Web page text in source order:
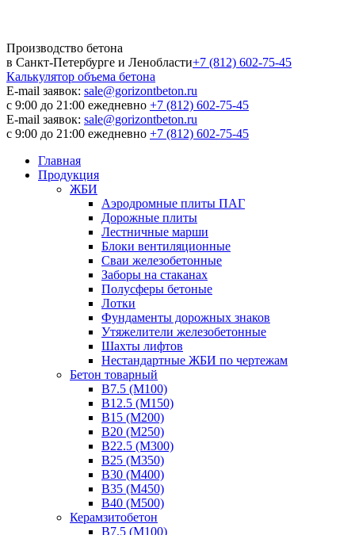
Производство бетона
в Санкт-Петербурге и Ленобласти+7 (812) 602-75-45
Калькулятор объема бетона
E-mail заявок: sale@gorizontbeton.ru
с 9:00 до 21:00 ежедневно +7 (812) 602-75-45
E-mail заявок: sale@gorizontbeton.ru
с 9:00 до 21:00 ежедневно +7 (812) 602-75-45
Главная
Продукция
ЖБИ
Аэродромные плиты ПАГ
Дорожные плиты
Лестничные марши
Блоки вентиляционные
Сваи железобетонные
Заборы на стаканах
Полусферы бетоные
Лотки
Фундаменты дорожных знаков
Утяжелители железобетонные
Шахты лифтов
Нестандартные ЖБИ по чертежам
Бетон товарный
В7.5 (М100)
В12.5 (М150)
В15 (М200)
В20 (М250)
В22.5 (М300)
В25 (М350)
В30 (М400)
В35 (М450)
В40 (М500)
Керамзитобетон
В7.5 (М100)